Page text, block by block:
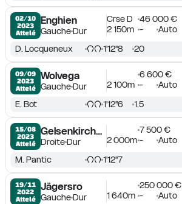
02/10
2023
Attelé
Enghien
GaucheDur
Crse D
46 000 €
2 150m - Auto
D. Locqueneux 1'12''8 20
09/09
2023
Attelé
Wolvega
GaucheDur
6 600 €
2 100m - Auto
E. Bot 1'12''6 1.5
15/08
2023
Attelé
Gelsenkirchen
DroiteDur
7 500 €
2 000m - Auto
M. Pantic 1'12''7
19/11
2022
Attelé
Jägersro
GaucheDur
250 000 €
1 640m - Auto